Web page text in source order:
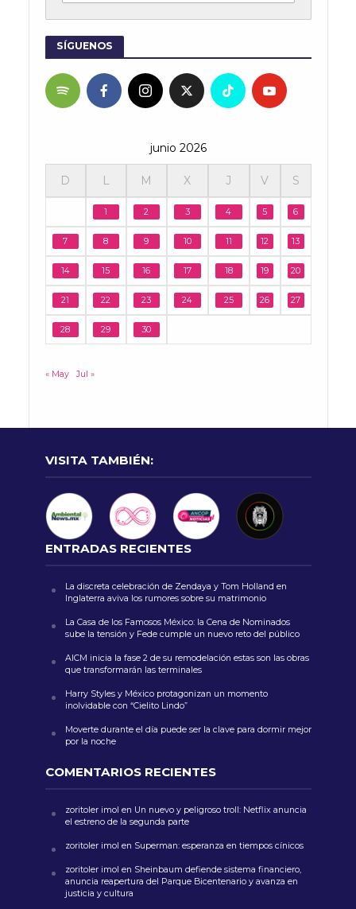
SÍGUENOS
junio 2026
D L M X J V S
1 2 3 4 5 6
7 8 9 10 11 12 13
14 15 16 17 18 19 20
21 22 23 24 25 26 27
28 29 30
« May Jul »
VISITA TAMBIÉN:
ENTRADAS RECIENTES
La discreta celebración de Zendaya y Tom Holland en
Inglaterra aviva los rumores sobre su matrimonio
La Casa de los Famosos México: la Cena de Nominados
sube la tensión y Fede cumple un nuevo reto del público
AICM inicia la fase 2 de su remodelación estas son las obras
que transformarán las terminales
Harry Styles y México protagonizan un momento
inolvidable con “Cielito Lindo”
Moverte durante el día puede ser la clave para dormir mejor
por la noche
COMENTARIOS RECIENTES
zoritoler imol en Un nuevo y peligroso troll: Netflix anuncia
el estreno de la segunda parte
zoritoler imol en Superman: esperanza en tiempos cínicos
zoritoler imol en Sheinbaum defiende sistema financiero,
anuncia reapertura del Parque Bicentenario y avanza en
justicia y cultura